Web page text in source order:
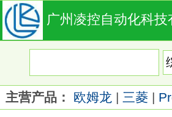
广州凌控自动化科技
主营产品： 欧姆龙 | 三菱 |